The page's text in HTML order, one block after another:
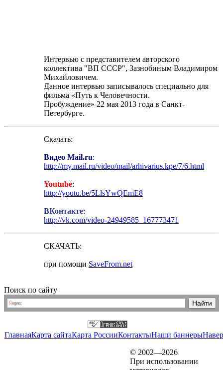
Интервью с представителем авторского
коллектива "ВП СССР", Зазнобиным Владимиром
Михайловичем.
Данное интервью записывалось специально для
фильма «Путь к Человечности.
Пробуждение» 22 мая 2013 года в Санкт-
Петербурге.
Скачать:
Видео Mail.ru:
http://my.mail.ru/video/mail/arhivarius.kpe/7/6.html
Youtube:
http://youtu.be/5LlsYwQEmE8
ВКонтакте:
http://vk.com/video-24949585_167773471
СКАЧАТЬ:
при помощи SaveFrom.net
Поиск по сайту
ГлавнаяКарта сайтаКарта РоссииКонтактыНаши баннеры
© 2002—2026
При использовании